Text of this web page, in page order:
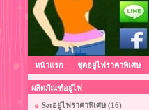
หน้าแรก ชุดอยู่ไฟราคาพิเศษ
ผลิตภัณฑ์อยู่ไฟ
Setอยู่ไฟราคาพิเศษ (16)